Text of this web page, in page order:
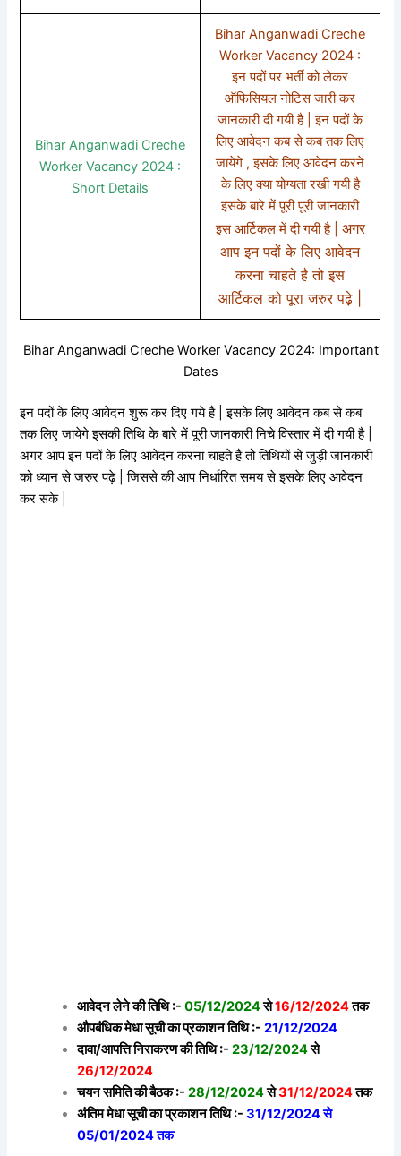
Bihar Anganwadi Creche
Worker Vacancy 2024 :
Short Details
Bihar Anganwadi Creche
Worker Vacancy 2024 :
इन पदों पर भर्ती को लेकर
ऑफिसियल नोटिस जारी कर
जानकारी दी गयी है | इन पदों के
लिए आवेदन कब से कब तक लिए
जायेगे , इसके लिए आवेदन करने
के लिए क्या योग्यता रखी गयी है
इसके बारे में पूरी पूरी जानकारी
इस आर्टिकल में दी गयी है | अगर
आप इन पदों के लिए आवेदन
करना चाहते है तो इस
आर्टिकल को पूरा जरुर पढ़े |
Bihar Anganwadi Creche Worker Vacancy 2024: Important
Dates
इन पदों के लिए आवेदन शुरू कर दिए गये है | इसके लिए आवेदन कब से कब
तक लिए जायेगे इसकी तिथि के बारे में पूरी जानकारी निचे विस्तार में दी गयी है |
अगर आप इन पदों के लिए आवेदन करना चाहते है तो तिथियों से जुड़ी जानकारी
को ध्यान से जरुर पढ़े | जिससे की आप निर्धारित समय से इसके लिए आवेदन
कर सके |
आवेदन लेने की तिथि :-05/12/2024से16/12/2024तक
औपबंधिक मेधा सूची का प्रकाशन तिथि :-21/12/2024
दावा/आपत्ति निराकरण की तिथि :-23/12/2024से
26/12/2024
चयन समिति की बैठक :-28/12/2024से31/12/2024तक
अंतिम मेधा सूची का प्रकाशन तिथि :- 31/12/2024 से
05/01/2024 तक